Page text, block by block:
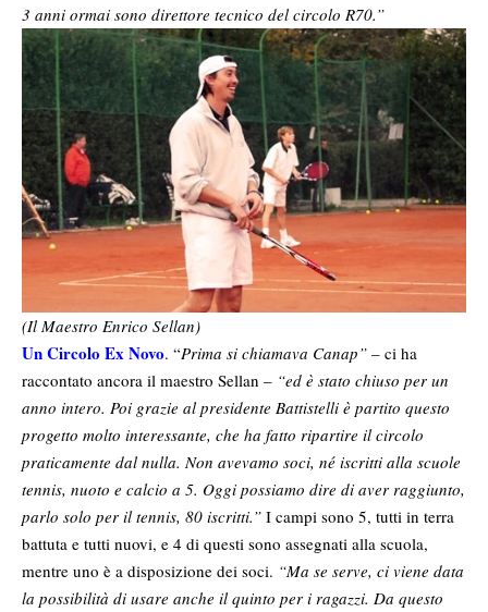
3 anni ormai sono direttore tecnico del circolo R70.”
(Il Maestro Enrico Sellan)
Un Circolo Ex Novo. “Prima si chiamava Canap” – ci ha
raccontato ancora il maestro Sellan – “ed è stato chiuso per un
anno intero. Poi grazie al presidente Battistelli è partito questo
progetto molto interessante, che ha fatto ripartire il circolo
praticamente dal nulla. Non avevamo soci, né iscritti alla scuole
tennis, nuoto e calcio a 5. Oggi possiamo dire di aver raggiunto,
parlo solo per il tennis, 80 iscritti.” I campi sono 5, tutti in terra
battuta e tutti nuovi, e 4 di questi sono assegnati alla scuola,
mentre uno è a disposizione dei soci. “Ma se serve, ci viene data
la possibilità di usare anche il quinto per i ragazzi. Da questo